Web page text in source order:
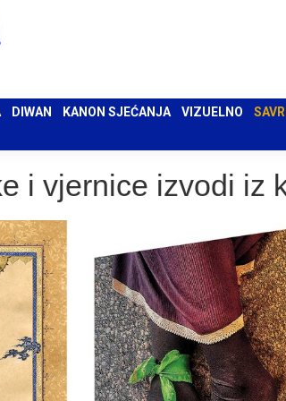
DIWAN KANON SJEĆANJA VIZUELNO
i vjernice izvodi iz